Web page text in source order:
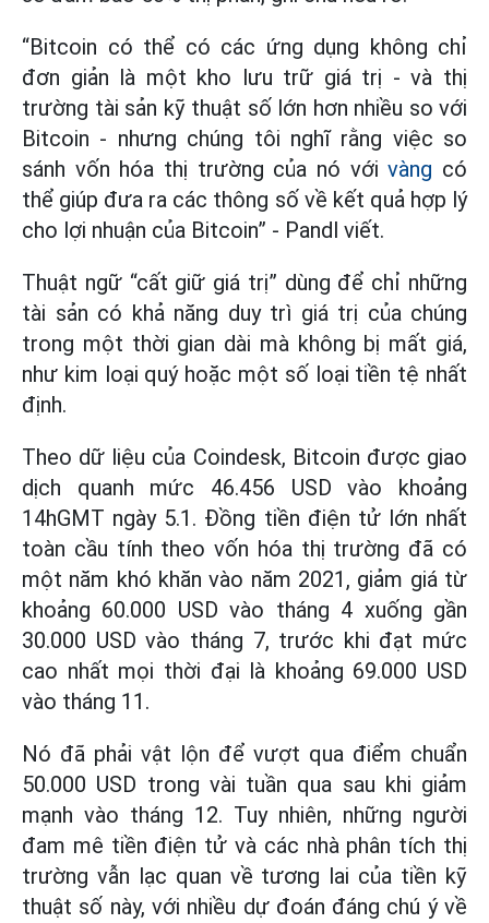
“Bitcoin có thể có các ứng dụng không chỉ
đơn giản là một kho lưu trữ giá trị - và thị
trường tài sản kỹ thuật số lớn hơn nhiều so với
Bitcoin - nhưng chúng tôi nghĩ rằng việc so
sánh vốn hóa thị trường của nó vớivàng có
thể giúp đưa ra các thông số về kết quả hợp lý
cho lợi nhuận của Bitcoin” - Pandl viết.
Thuật ngữ “cất giữ giá trị” dùng để chỉ những
tài sản có khả năng duy trì giá trị của chúng
trong một thời gian dài mà không bị mất giá,
như kim loại quý hoặc một số loại tiền tệ nhất
định.
Theo dữ liệu của Coindesk, Bitcoin được giao
dịch quanh mức 46.456 USD vào khoảng
14hGMT ngày 5.1. Đồng tiền điện tử lớn nhất
toàn cầu tính theo vốn hóa thị trường đã có
một năm khó khăn vào năm 2021, giảm giá từ
khoảng 60.000 USD vào tháng 4 xuống gần
30.000 USD vào tháng 7, trước khi đạt mức
cao nhất mọi thời đại là khoảng 69.000 USD
vào tháng 11.
Nó đã phải vật lộn để vượt qua điểm chuẩn
50.000 USD trong vài tuần qua sau khi giảm
mạnh vào tháng 12. Tuy nhiên, những người
đam mê tiền điện tử và các nhà phân tích thị
trường vẫn lạc quan về tương lai của tiền kỹ
thuật số này, với nhiều dự đoán đáng chú ý về